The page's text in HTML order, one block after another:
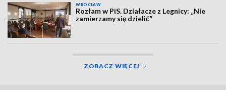
WROCŁAW
Rozłam w PiS. Działacze z Legnicy: „Nie
zamierzamy się dzielić”
ZOBACZ WIĘCEJ